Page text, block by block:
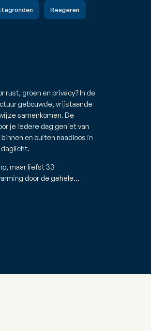
Reageren
rust, groen en privacy? In de
gebouwde, vrijstaande
samenkomen. De
je iedere dag geniet van
en buiten naadloos in
daglicht.
maar liefst 33
door de gehele…